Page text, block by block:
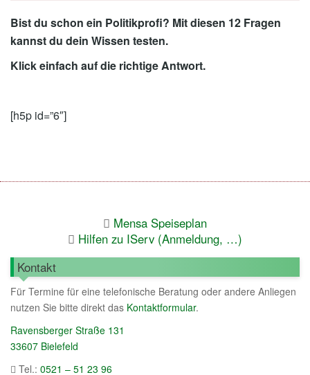
Bist du schon ein Politikprofi? Mit diesen 12 Fragen
kannst du dein Wissen testen.
Klick einfach auf die richtige Antwort.
[h5p id=”6″]
Mensa Speiseplan
Hilfen zu IServ (Anmeldung, …)
Kontakt
Für Termine für eine telefonische Beratung oder andere Anliegen
nutzen Sie bitte direkt das Kontaktformular.
Ravensberger Straße 131
33607 Bielefeld
Tel.: 0521 – 51 23 96